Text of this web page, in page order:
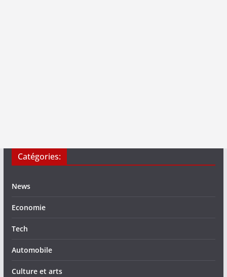
Catégories:
News
Economie
Tech
Automobile
Culture et arts